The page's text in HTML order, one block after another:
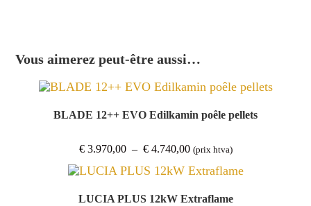
Vous aimerez peut-être aussi…
BLADE 12++ EVO Edilkamin poêle pellets
€3.970,00 – €4.740,00Plage
de
prix :
€ 3.970,00
€ 4.740,00
(prix htva)
LUCIA PLUS 12kW Extraflame